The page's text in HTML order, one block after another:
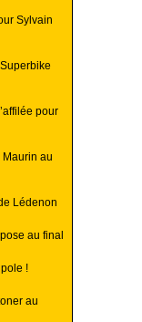
Sylvain
pour
Maurin au
Lédenon
au final
!
au